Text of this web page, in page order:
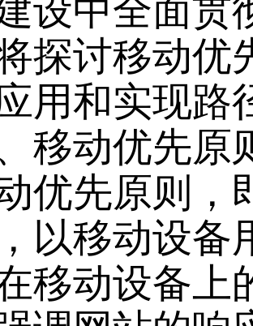
设中全面贯
探讨移动优
用和实现路
移动优先原
优先原则，
以移动设备
移动设备上